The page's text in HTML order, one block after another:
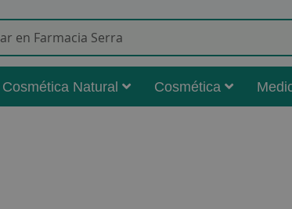
Cosmética Natural Cosmética